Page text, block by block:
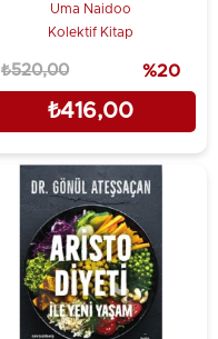
Uma Naidoo
Kolektif Kitap
₺416,00
₺520,00 %20